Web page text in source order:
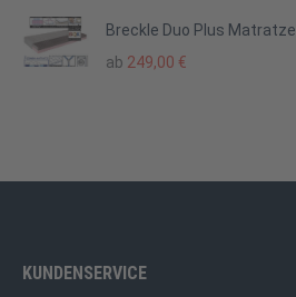
Breckle Duo Plus Matratze
ab 249,00 €
KUNDENSERVICE